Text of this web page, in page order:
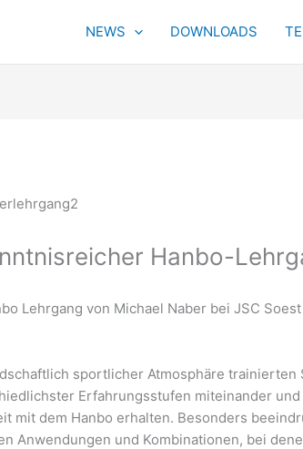
NEWS DOWNLOADS
Hanbo-
Lehrgang von Michael Naber bei JSC
sportlicher Atmosphäre
Erfahrungsstufen miteinander
mit dem Hanbo erhalten. Besonders
Anwendungen und Kombinationen, bei